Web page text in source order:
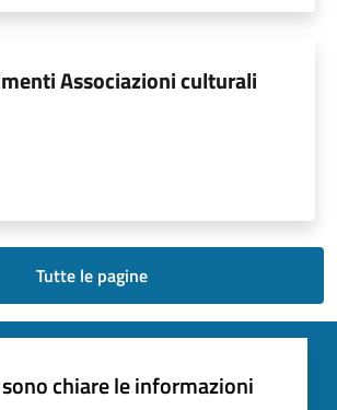
Associazioni culturali
Tutte le pagine
chiare le informazioni